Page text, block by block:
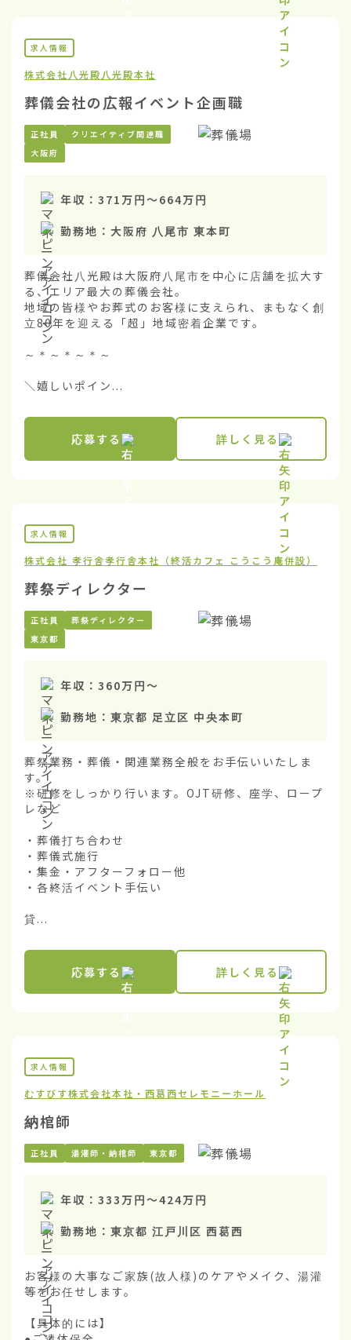
求人情報
株式会社八光殿 八光殿本社
葬儀会社の広報イベント企画職
正社員
クリエイティブ関連職
大阪府
年収： 371万円〜664万円
勤務地： 大阪府 八尾市 東本町
葬儀会社八光殿は大阪府八尾市を中心に店舗を拡大す
る、エリア最大の葬儀会社。
地域の皆様やお葬式のお客様に支えられ、まもなく創
立80年を迎える「超」地域密着企業です。
～＊～＊～＊～
＼嬉しいポイン...
応募する 詳しく見る
求人情報
株式会社 孝行舎孝行舎本社（終活カフェ こうこう庵併設）
葬祭ディレクター
正社員
葬祭ディレクター
東京都
年収： 360万円〜
勤務地： 東京都 足立区 中央本町
葬祭業務・葬儀・関連業務全般をお手伝いいたしま
す。
※研修をしっかり行います。OJT研修、座学、ロープ
レなど
・葬儀打ち合わせ
・葬儀式施行
・集金・アフターフォロー他
・各終活イベント手伝い
貸...
応募する 詳しく見る
求人情報
むすびす株式会社本社・西葛西セレモニーホール
納棺師
正社員 湯灌師・納棺師 東京都
年収： 333万円〜424万円
勤務地： 東京都 江戸川区 西葛西
お客様の大事なご家族(故人様)のケアやメイク、湯灌
等をお任せします。
【具体的には】